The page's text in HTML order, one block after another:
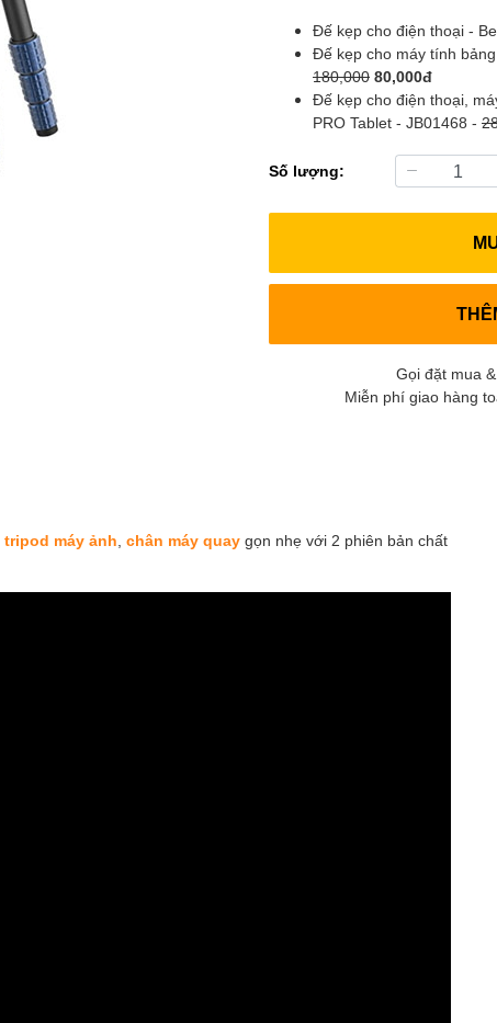
Đế kẹp cho điện thoại -
Đế kẹp cho máy tính
180,000 80,000đ
Đế kẹp cho điện thoại,
PRO Tablet - JB01468 -
Số lượng:
Gọi đặt mua
Miễn phí giao hàng
tripod máy ảnh chân máy quay gọn nhẹ với 2 phiên bản chất